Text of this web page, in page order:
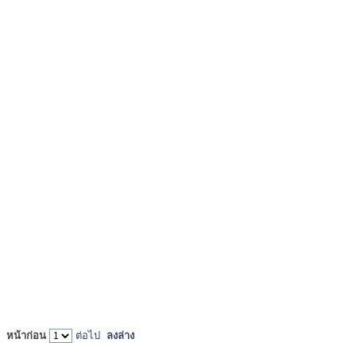
หน้าก่อน ต่อไป ลงล่าง